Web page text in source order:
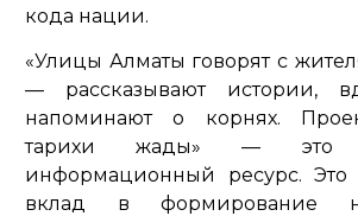
кода нации.
«Улицы Алматы говорят с
— рассказывают истории,
напоминают о корнях.
тарихи жады» — это
информационный ресурс. Это
вклад в формирование